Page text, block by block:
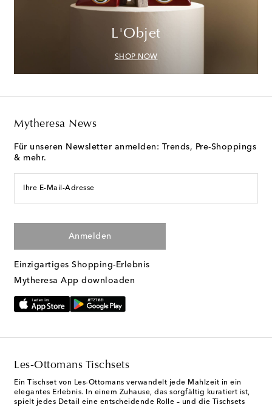
L'Objet
SHOP NOW
Mytheresa News
Für unseren Newsletter anmelden: Trends, Pre-Shoppings
& mehr.
Ihre E-Mail-Adresse
Anmelden
Einzigartiges Shopping-Erlebnis
Mytheresa App downloaden
Les-Ottomans Tischsets
Ein Tischset von Les-Ottomans verwandelt jede Mahlzeit in ein
elegantes Erlebnis. In einem Zuhause, das sorgfältig kuratiert ist,
spielt jedes Detail eine entscheidende Rolle – und die Tischsets